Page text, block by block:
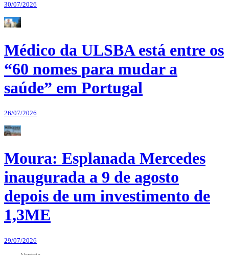
30/07/2026
Médico da ULSBA está entre os
“60 nomes para mudar a
saúde” em Portugal
26/07/2026
Moura: Esplanada Mercedes
inaugurada a 9 de agosto
depois de um investimento de
1,3ME
29/07/2026